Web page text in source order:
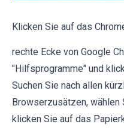
Klicken Sie auf das
rechte Ecke von Google
"Hilfsprogramme" und
Suchen Sie nach allen
Browserzusätzen, wählen
klicken Sie auf das